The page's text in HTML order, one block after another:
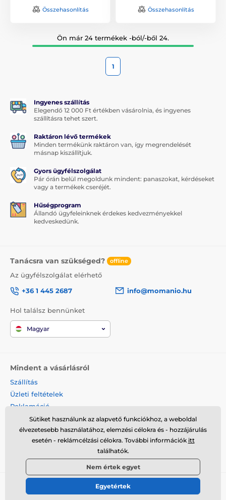
Összehasonlítás Összehasonlítás
Ön már 24 termékek -ból/-ből 24.
1
Ingyenes szállítás
Elegendő 12 000 Ft értékben vásárolnia, és ingyenes
szállításra tehet szert.
Raktáron lévő termékek
Minden termékünk raktáron van, így megrendelését
másnap kiszállítjuk.
Gyors ügyfélszolgálat
Pár órán belül megoldunk mindent: panaszokat, kérdéseket
vagy a termékek cseréjét.
Hűségprogram
Állandó ügyfeleinknek érdekes kedvezményekkel
kedveskedünk.
Tanácsra van szükséged? offline
Az ügyfélszolgálat elérhető
+36 1 445 2687
info@momanio.hu
Hol találsz bennünket
Magyar
Mindent a vásárlásról
Szállítás
Üzleti feltételek
Reklamáció
Termék visszaküldése
Termék cseréje
Cookies
© 2026 momanio.hu ⦁ Webshop szolgáltatónk a
Sütiket használunk az alapvető funkciókhoz, a weboldal
élvezetesebb használatához, elemzési célokra és - hozzájárulás
esetén - reklámcélzási célokra. További információk itt
találhatók.
Nem értek egyet
Egyetértek